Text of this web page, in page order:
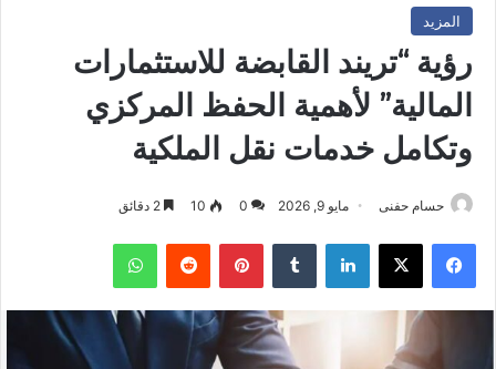
المزيد
رؤية “تريند القابضة للاستثمارات
المالية” لأهمية الحفظ المركزي
وتكامل خدمات نقل الملكية
حسام حفنى مايو 9, 2026 0
10
فيسبوك ‫X لينكدإن بينتيريست واتساب